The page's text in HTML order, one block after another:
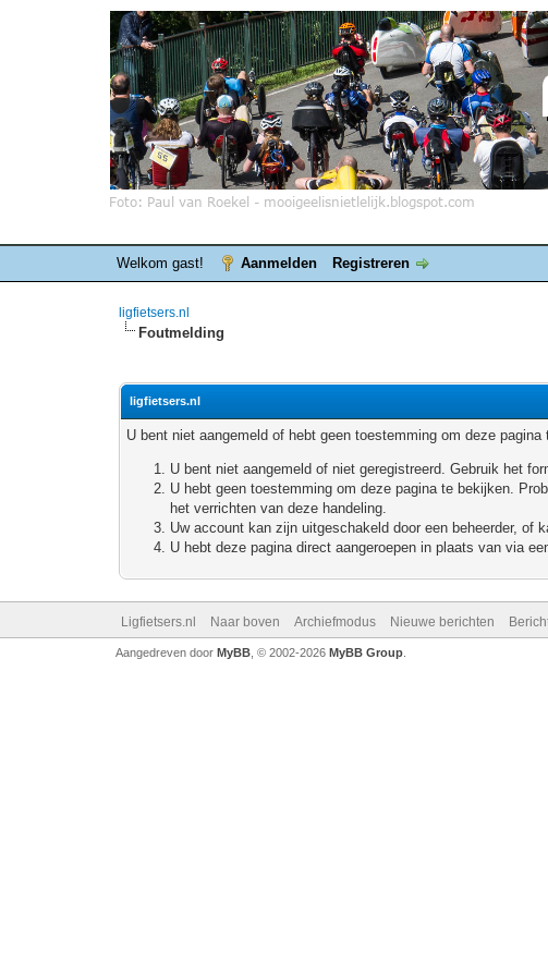
Welkom gast! Aanmelden Registreren
ligfietsers.nl
Foutmelding
ligfietsers.nl
U bent niet aangemeld of hebt geen toestemming om deze
U bent niet aangemeld of niet geregistreerd. Gebruik het
U hebt geen toestemming om deze pagina te bekijken.
het verrichten van deze handeling.
Uw account kan zijn uitgeschakeld door een beheerder, of
U hebt deze pagina direct aangeroepen in plaats van via
Ligfietsers.nl Naar boven Archiefmodus Nieuwe berichten
Aangedreven door MyBB, © 2002-2026 MyBB Group.